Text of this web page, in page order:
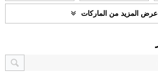
عرض المزيد من الماركات